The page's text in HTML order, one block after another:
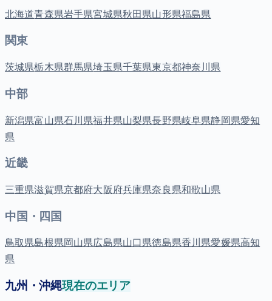
北海道青森県岩手県宮城県秋田県山形県福島県
関東
茨城県栃木県群馬県埼玉県千葉県東京都神奈川県
中部
新潟県富山県石川県福井県山梨県長野県岐阜県静岡県愛知
県
近畿
三重県滋賀県京都府大阪府兵庫県奈良県和歌山県
中国・四国
鳥取県島根県岡山県広島県山口県徳島県香川県愛媛県高知
県
九州・沖縄現在のエリア